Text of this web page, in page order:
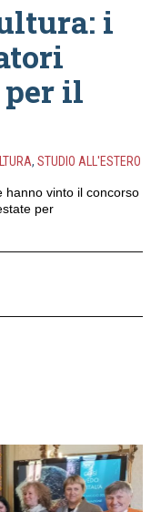
i
il
, STUDIO ALL'ESTERO
hanno vinto il concorso
per